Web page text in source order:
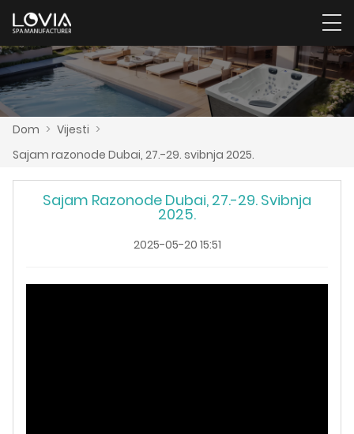
Dom > Vijesti >
Sajam razonode Dubai, 27.-29. svibnja 2025.
Sajam Razonode Dubai, 27.-29. Svibnja
2025.
2025-05-20 15:51